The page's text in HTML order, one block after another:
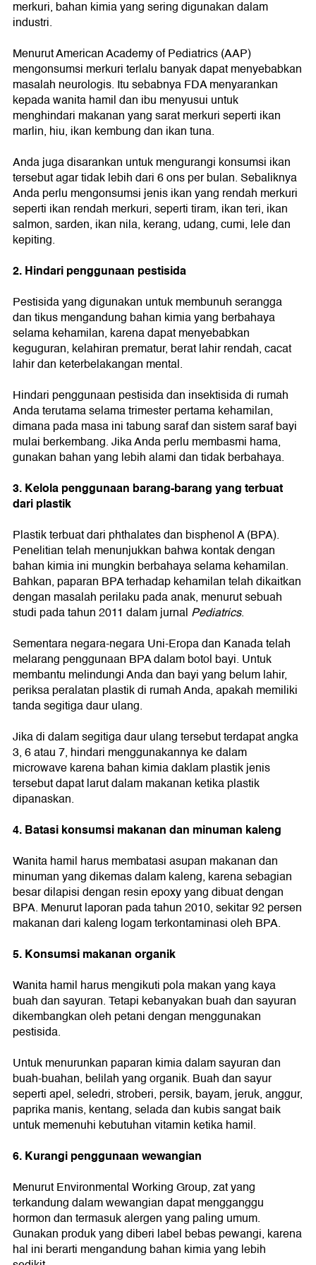
merkuri, bahan kimia yang sering digunakan dalam
industri.
Menurut American Academy of Pediatrics (AAP)
mengonsumsi merkuri terlalu banyak dapat menyebabkan
masalah neurologis. Itu sebabnya FDA menyarankan
kepada wanita hamil dan ibu menyusui untuk
menghindari makanan yang sarat merkuri seperti ikan
marlin, hiu, ikan kembung dan ikan tuna.
Anda juga disarankan untuk mengurangi konsumsi ikan
tersebut agar tidak lebih dari 6 ons per bulan. Sebaliknya
Anda perlu mengonsumsi jenis ikan yang rendah merkuri
seperti ikan rendah merkuri, seperti tiram, ikan teri, ikan
salmon, sarden, ikan nila, kerang, udang, cumi, lele dan
kepiting.
2. Hindari penggunaan pestisida
Pestisida yang digunakan untuk membunuh serangga
dan tikus mengandung bahan kimia yang berbahaya
selama kehamilan, karena dapat menyebabkan
keguguran, kelahiran prematur, berat lahir rendah, cacat
lahir dan keterbelakangan mental.
Hindari penggunaan pestisida dan insektisida di rumah
Anda terutama selama trimester pertama kehamilan,
dimana pada masa ini tabung saraf dan sistem saraf bayi
mulai berkembang. Jika Anda perlu membasmi hama,
gunakan bahan yang lebih alami dan tidak berbahaya.
3. Kelola penggunaan barang-barang yang terbuat
dari plastik
Plastik terbuat dari phthalates dan bisphenol A (BPA).
Penelitian telah menunjukkan bahwa kontak dengan
bahan kimia ini mungkin berbahaya selama kehamilan.
Bahkan, paparan BPA terhadap kehamilan telah dikaitkan
dengan masalah perilaku pada anak, menurut sebuah
studi pada tahun 2011 dalam jurnal Pediatrics.
Sementara negara-negara Uni-Eropa dan Kanada telah
melarang penggunaan BPA dalam botol bayi. Untuk
membantu melindungi Anda dan bayi yang belum lahir,
periksa peralatan plastik di rumah Anda, apakah memiliki
tanda segitiga daur ulang.
Jika di dalam segitiga daur ulang tersebut terdapat angka
3, 6 atau 7, hindari menggunakannya ke dalam
microwave karena bahan kimia daklam plastik jenis
tersebut dapat larut dalam makanan ketika plastik
dipanaskan.
4. Batasi konsumsi makanan dan minuman kaleng
Wanita hamil harus membatasi asupan makanan dan
minuman yang dikemas dalam kaleng, karena sebagian
besar dilapisi dengan resin epoxy yang dibuat dengan
BPA. Menurut laporan pada tahun 2010, sekitar 92 persen
makanan dari kaleng logam terkontaminasi oleh BPA.
5. Konsumsi makanan organik
Wanita hamil harus mengikuti pola makan yang kaya
buah dan sayuran. Tetapi kebanyakan buah dan sayuran
dikembangkan oleh petani dengan menggunakan
pestisida.
Untuk menurunkan paparan kimia dalam sayuran dan
buah-buahan, belilah yang organik. Buah dan sayur
seperti apel, seledri, stroberi, persik, bayam, jeruk, anggur,
paprika manis, kentang, selada dan kubis sangat baik
untuk memenuhi kebutuhan vitamin ketika hamil.
6. Kurangi penggunaan wewangian
Menurut Environmental Working Group, zat yang
terkandung dalam wewangian dapat mengganggu
hormon dan termasuk alergen yang paling umum.
Gunakan produk yang diberi label bebas pewangi, karena
hal ini berarti mengandung bahan kimia yang lebih